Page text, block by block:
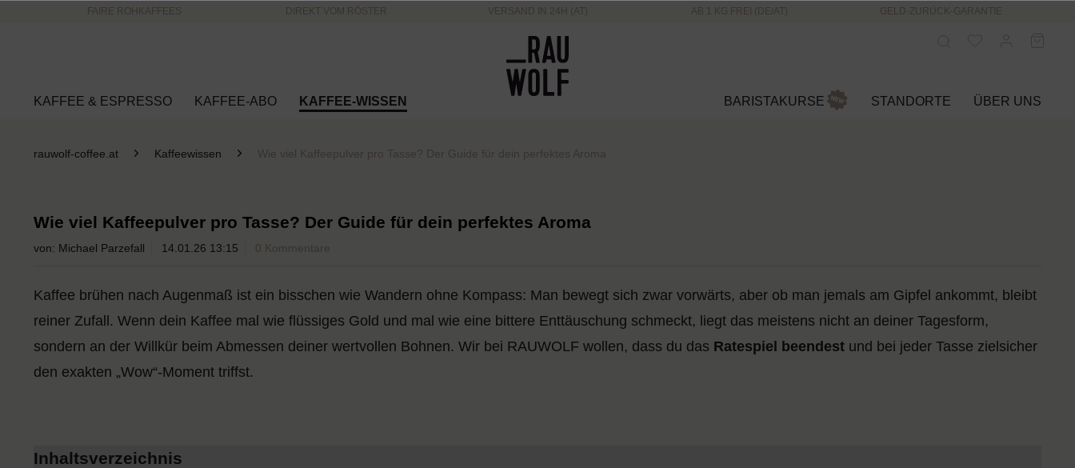
FAIRE ROHKAFFEES DIREKT VOM RÖSTER VERSAND IN 24H (AT) AB 1 KG FREI (DE/AT) GELD-ZURÜCK-GARANTIE
KAFFEE & ESPRESSO KAFFEE-ABO KAFFEE-WISSEN BARISTAKURSE STANDORTE ÜBER UNS
rauwolf-coffee.at Kaffeewissen Wie viel Kaffeepulver pro Tasse? Der Guide für dein perfektes Aroma
Wie viel Kaffeepulver pro Tasse? Der Guide für dein perfektes Aroma
von: Michael Parzefall 14.01.26 13:15 0 Kommentare
Kaffee brühen nach Augenmaß ist ein bisschen wie Wandern ohne Kompass: Man bewegt sich zwar vorwärts, aber ob man jemals am Gipfel ankommt, bleibt
reiner Zufall. Wenn dein Kaffee mal wie flüssiges Gold und mal wie eine bittere Enttäuschung schmeckt, liegt das meistens nicht an deiner Tagesform,
sondern an der Willkür beim Abmessen deiner wertvollen Bohnen. Wir bei RAUWOLF wollen, dass du das Ratespiel beendest und bei jeder Tasse zielsicher
den exakten „Wow“-Moment triffst.
Inhaltsverzeichnis